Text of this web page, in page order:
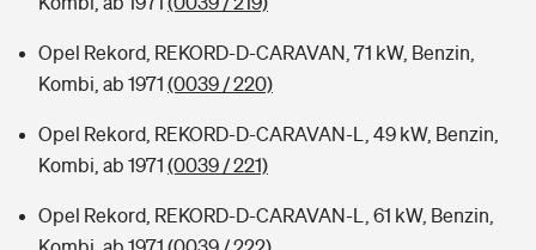
Opel Rekord, REKORD-D-CARAVAN, 71 kW, Benzin,
Kombi, ab 1971 (0039 / 220)
Opel Rekord, REKORD-D-CARAVAN-L, 49 kW, Benzin,
Kombi, ab 1971 (0039 / 221)
Opel Rekord, REKORD-D-CARAVAN-L, 61 kW, Benzin,